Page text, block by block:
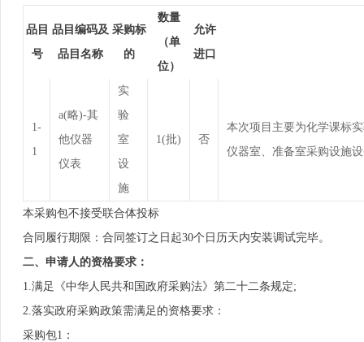
品目
号
品目编码及
品目名称
采购标
的
数量
（单
位）
允许
进口
1-
1
a(略)-其
他仪器
仪表
实
验
室
设
施
1(批) 否
本次项目主要为化学课标
仪器室、准备室采购设施
本采购包不接受联合体投标
合同履行期限：合同签订之日起30个日历天内安装调试完毕。
二、申请人的资格要求：
1.满足《中华人民共和国政府采购法》第二十二条规定;
2.落实政府采购政策需满足的资格要求：
采购包1：